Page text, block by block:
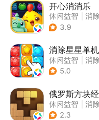
开心消消乐
休闲益智 消除
| 乐元素
3.9
消除星星单
休闲益智
消除
5.0
俄罗斯方块
休闲益智
消除
| 俄罗斯方块
2.3